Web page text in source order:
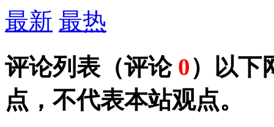
最新 最热
评论列表 （评论 0）以下
点，不代表本站观点。